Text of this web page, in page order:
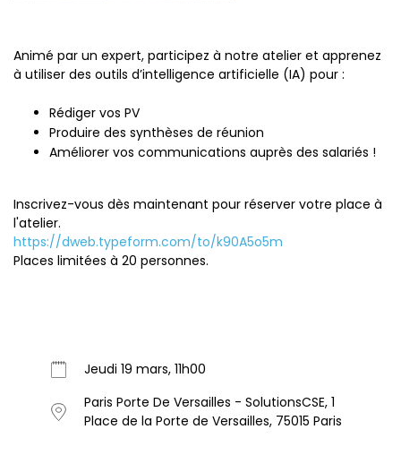
Animé par un expert, participez à notre atelier et apprenez
à utiliser des outils d’intelligence artificielle (IA) pour :
Rédiger vos PV
Produire des synthèses de réunion
Améliorer vos communications auprès des salariés !
Inscrivez-vous dès maintenant pour réserver votre place à
l'atelier.
https://dweb.typeform.com/to/k90A5o5m
Places limitées à 20 personnes.
Jeudi 19 mars, 11h00
Paris Porte De Versailles - SolutionsCSE, 1
Place de la Porte de Versailles, 75015 Paris